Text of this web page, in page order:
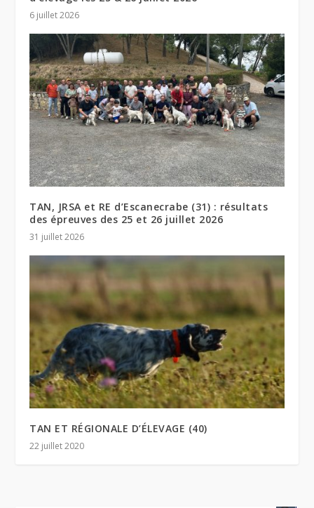
6 juillet 2026
TAN, JRSA et RE d’Escanecrabe (31) : résultats
des épreuves des 25 et 26 juillet 2026
31 juillet 2026
TAN ET RÉGIONALE D’ÉLEVAGE (40)
22 juillet 2020